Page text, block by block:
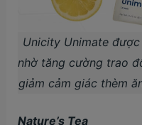
Unicity Unimate
nhờ tăng cường trao
giảm cảm giác thèm
Nature’s Tea